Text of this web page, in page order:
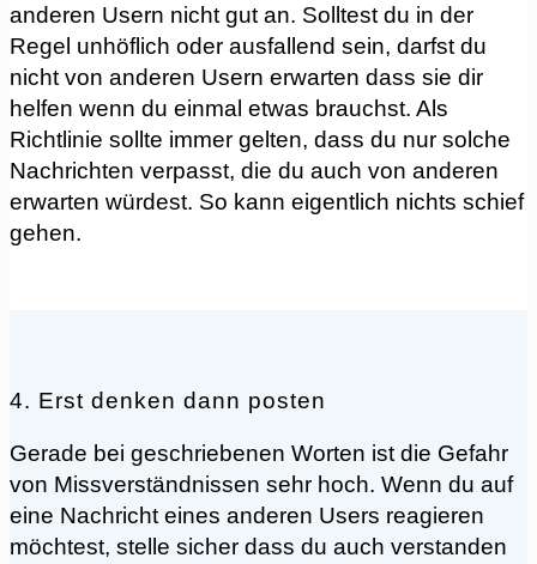
anderen Usern nicht gut an. Solltest du in der
Regel unhöflich oder ausfallend sein, darfst du
nicht von anderen Usern erwarten dass sie dir
helfen wenn du einmal etwas brauchst. Als
Richtlinie sollte immer gelten, dass du nur solche
Nachrichten verpasst, die du auch von anderen
erwarten würdest. So kann eigentlich nichts schief
gehen.
4. Erst denken dann posten
Gerade bei geschriebenen Worten ist die Gefahr
von Missverständnissen sehr hoch. Wenn du auf
eine Nachricht eines anderen Users reagieren
möchtest, stelle sicher dass du auch verstanden